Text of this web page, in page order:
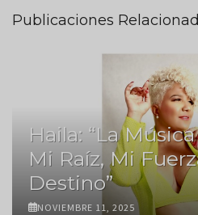
Publicaciones
Haila: “La
Mi Raíz, Mi
Destino”
NOVIEMBRE 11, 2025